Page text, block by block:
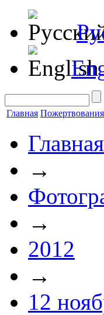
Главная Пожертвования
Главная
→
→
2012
→
12